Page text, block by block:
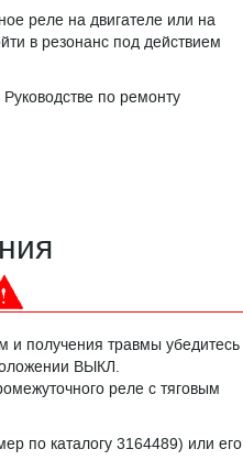
реле на двигателе или на
в резонанс под действием
по ремонту
и получения травмы убедитесь
ВЫКЛ.
реле с тяговым
по каталогу 3164489) или его